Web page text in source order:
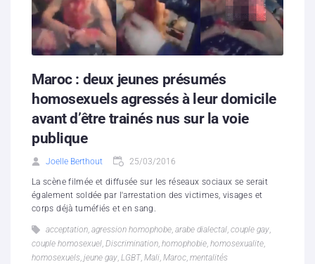
Contacts
Hébergement solidaire
Maroc : deux jeunes présumés
homosexuels agressés à leur domicile
avant d’être trainés nus sur la voie
publique
Joelle Berthout 25/03/2016
La scène filmée et diffusée sur les réseaux sociaux se serait
également soldée par l'arrestation des victimes, visages et
corps déjà tuméfiés et en sang.
acceptation, agression homophobe, arabe dialectal, couple gay,
couple homosexuel, Discrimination, homophobie, homosexualite,
homosexuels, jeune gay, LGBT, Mali, Maroc, mentalités